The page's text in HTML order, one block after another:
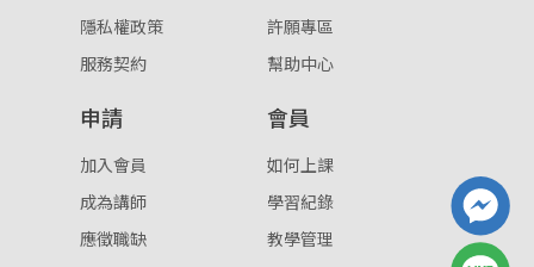
隱私權政策
服務契約
許願專區
幫助中心
申請
加入會員
成為講師
應徵職缺
會員
如何上課
學習紀錄
教學管理